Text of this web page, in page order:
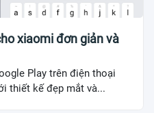
xiaomi đơn giản và
Play trên điện thoại
thiết kế đẹp mắt và...